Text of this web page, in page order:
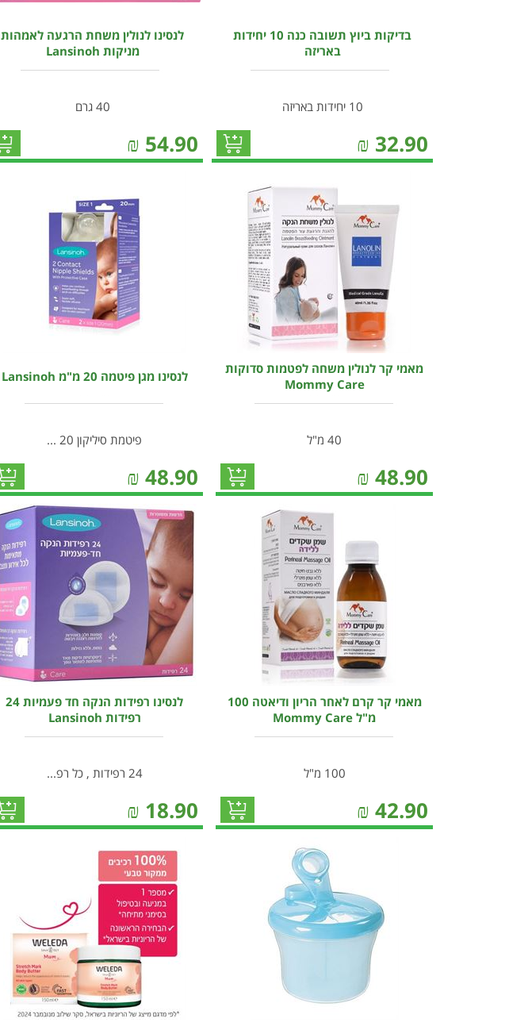
בדיקות ביוץ תשובה כנה 10 יחידות
באריזה
10 יחידות באריזה
32.90
₪
לנסינו לנולין משחת הרגעה לאמהות
מניקות Lansinoh
40 גרם
54.90
₪
מאמי קר לנולין משחה לפטמות סדוקות
Mommy Care
40 מ"ל
48.90
₪
לנסינו מגן פיטמה 20 מ"מ Lansinoh
פיטמת סיליקון 20 ...
48.90
₪
מאמי קר קרם לאחר הריון ודיאטה 100
מ"ל Mommy Care
100 מ"ל
42.90
₪
לנסינו רפידות הנקה חד פעמיות 24
רפידות Lansinoh
24 רפידות , כל רפ...
18.90
₪